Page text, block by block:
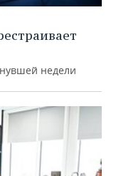
недели